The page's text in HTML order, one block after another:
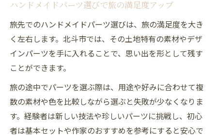
ハンドメイドパーツ選びで旅の満足度アップ
旅先でのハンドメイドパーツ選びは、旅の満足度を大き
く左右します。北斗市では、その土地特有の素材やデザ
インパーツを手に入れることで、思い出を形として残す
ことができます。
旅の途中でパーツを選ぶ際は、用途や好みに合わせて複
数の素材や色を比較しながら選ぶと失敗が少なくなりま
す。経験者は新しい技法や珍しいパーツに挑戦し、初心
者は基本セットや作家のおすすめを参考にすると安心で